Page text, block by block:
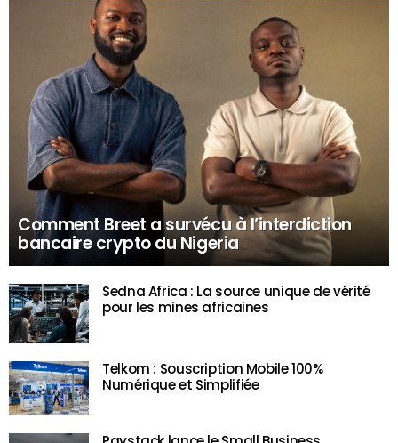
Comment Breet a survécu à l’interdiction
bancaire crypto du Nigeria
Sedna Africa : La source unique de vérité
pour les mines africaines
Telkom : Souscription Mobile 100%
Numérique et Simplifiée